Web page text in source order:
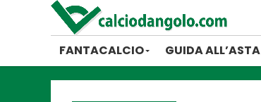
FANTACALCIO GUIDA ALL’ASTA